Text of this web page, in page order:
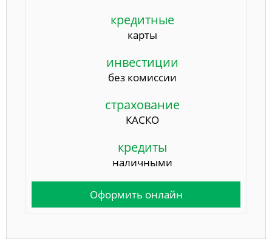
кредитные
карты
инвестиции
без комиссии
страхование
КАСКО
кредиты
наличными
Оформить онлайн